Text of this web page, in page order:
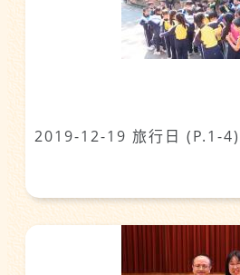
2019-12-19 旅行日 (P.1-4)